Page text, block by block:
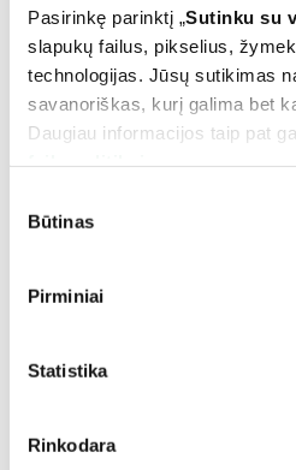
Pasirinkę parinktį „ Sutinku su
slapukų failus, pikselius,
technologijas. Jūsų sutikimas
savanoriškas, kurį galima bet
Daugiau informacijos taip pat
Būtinas
Pirminiai
Statistika
Rinkodara
26.03.2026